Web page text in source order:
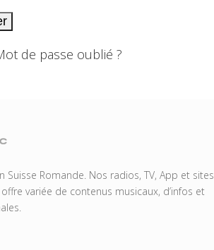
de passe oublié ?
Romande. Nos radios, TV, App et sites
variée de contenus musicaux, d’infos et